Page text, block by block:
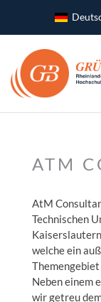
ATM
AtM
Technischen
welche ein
Neben einem
wir getreu